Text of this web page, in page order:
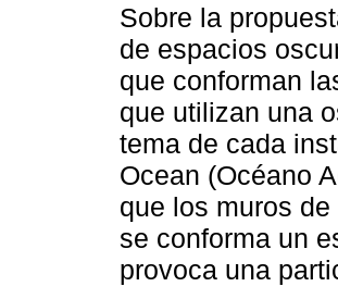
Sobre la
de espacios
que conforman
que utilizan una
tema de cada
Ocean (Océano
que los muros
se conforma un
provoca una